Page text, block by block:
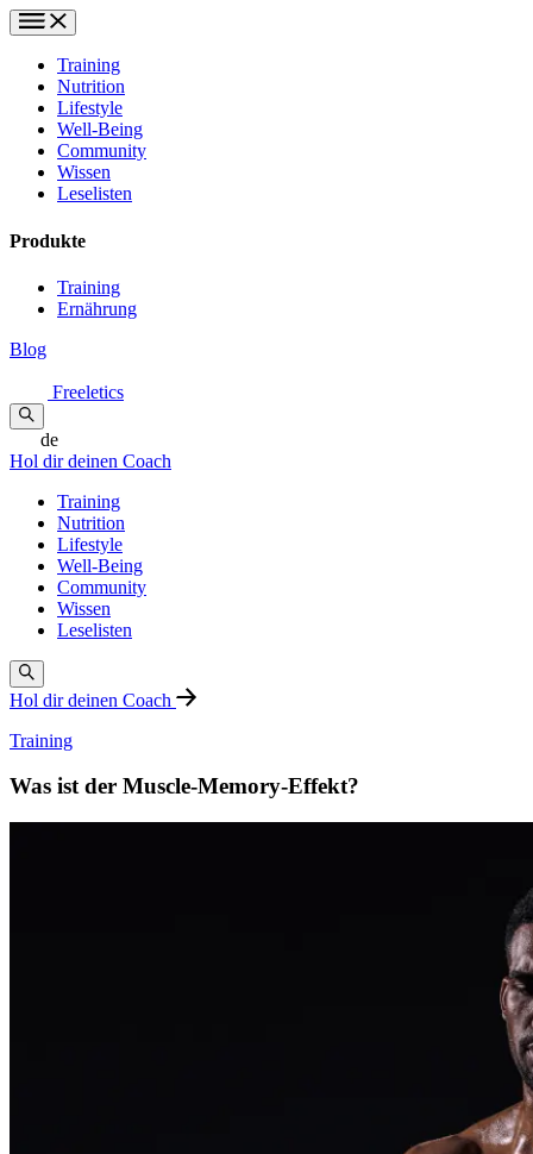
Training
Nutrition
Lifestyle
Well-Being
Community
Wissen
Leselisten
Produkte
Training
Ernährung
Blog
Freeletics
de
Hol dir deinen Coach
Training
Nutrition
Lifestyle
Well-Being
Community
Wissen
Leselisten
Hol dir deinen Coach
Training
Was ist der Muscle-Memory-Effekt?